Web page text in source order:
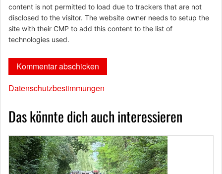
content is not permitted to load due to trackers that are not
disclosed to the visitor. The website owner needs to setup the
site with their CMP to add this content to the list of
technologies used.
Datenschutzbestimmungen
Das könnte dich auch interessieren